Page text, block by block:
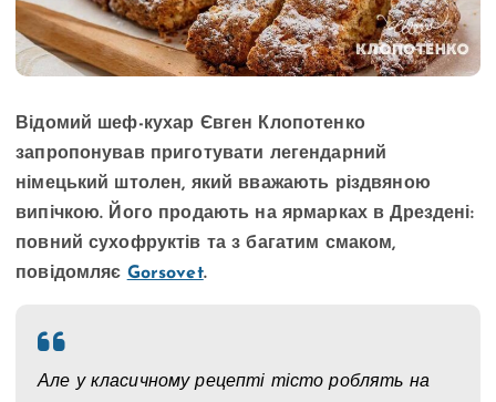
Відомий шеф-кухар Євген Клопотенко
запропонував приготувати легендарний
німецький штолен, який вважають різдвяною
випічкою. Його продають на ярмарках в Дрездені:
повний сухофруктів та з багатим смаком,
повідомляє Gorsovet.
Але у класичному рецепті тісто роблять на